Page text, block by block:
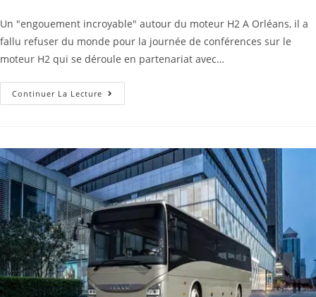
Un "engouement incroyable" autour du moteur H2 A Orléans, il a
fallu refuser du monde pour la journée de conférences sur le
moteur H2 qui se déroule en partenariat avec…
Continuer La Lecture